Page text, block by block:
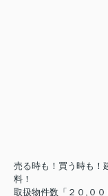
売る時も！買う時も！
料！
取扱物件数「２０,０